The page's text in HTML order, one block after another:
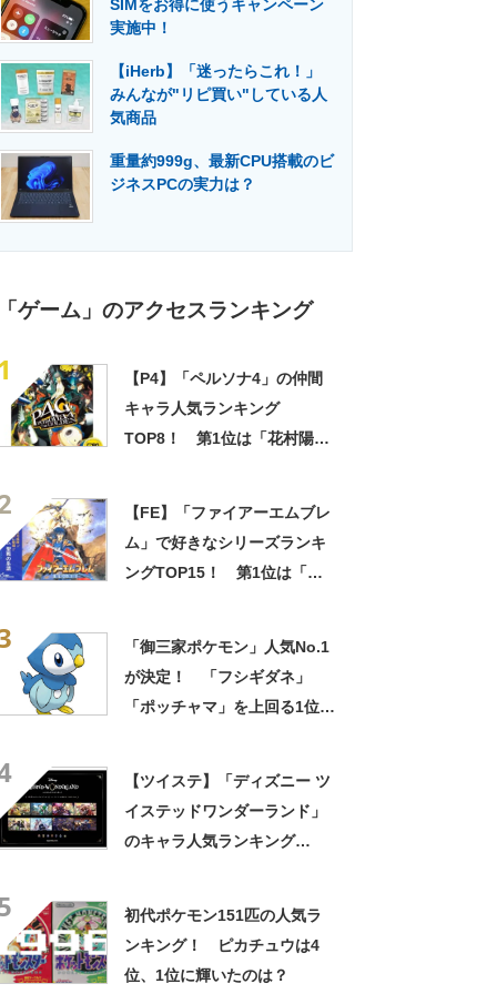
メディア 建設×テクノロジーの最前線
SIMをお得に使うキャンペーン
実施中！
【iHerb】「迷ったらこれ！」
みんなが"リピ買い"している人
気商品
重量約999g、最新CPU搭載のビ
ジネスPCの実力は？
「ゲーム」のアクセスランキング
【P4】「ペルソナ4」の仲間
キャラ人気ランキング
TOP8！ 第1位は「花村陽
【FE】「ファイアーエムブレ
ム」で好きなシリーズランキ
ングTOP15！ 第1位は「風
「御三家ポケモン」人気No.1
が決定！ 「フシギダネ」
「ポッチャマ」を上回る1位
【ツイステ】「ディズニー ツ
イステッドワンダーランド」
のキャラ人気ランキング
初代ポケモン151匹の人気ラ
ンキング！ ピカチュウは4
位、1位に輝いたのは？